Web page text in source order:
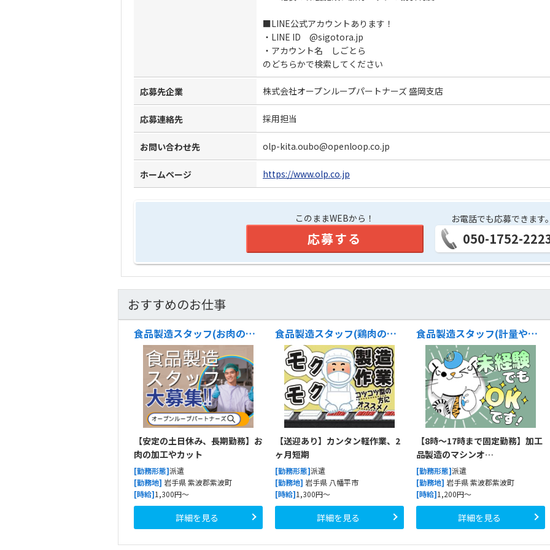
■LINE公式アカウントあります！
・LINE ID @sigotora.jp
・アカウント名 しごとら
のどちらかで検索してください
応募先企業 株式会社オープンループパートナーズ 盛岡支店
応募連絡先 採用担当
お問い合わせ先 olp-kita.oubo@openloop.co.jp
ホームページ https://www.olp.co.jp
このままWEBから！
応募する
お電話でも応募できます
050-1752-
おすすめのお仕事
食品製造スタッフ(お肉のカット)
【安定の土日休み、長期勤務】お
肉の加工やカット
[勤務形態]派遣
[勤務地] 岩手県 紫波郡紫波町
[時給]1,300円～
詳細を見る
食品製造スタッフ(鶏肉のライン作業)
【送迎あり】カンタン軽作業、2
ヶ月短期
[勤務形態]派遣
[勤務地] 岩手県 八幡平市
[時給]1,300円～
詳細を見る
食品製造スタッフ(計量や袋詰め作業など)
【8時～17時まで固定勤務】加工
品製造のマシンオ…
[勤務形態]派遣
[勤務地] 岩手県 紫波郡紫波町
[時給]1,200円～
詳細を見る